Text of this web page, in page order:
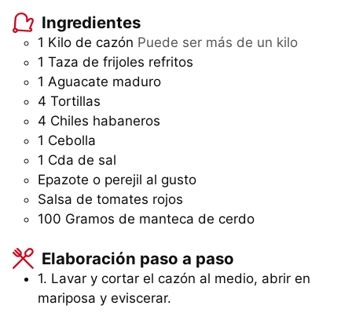
Ingredientes
1 Kilo de cazón Puede ser más de un kilo
1 Taza de frijoles refritos
1 Aguacate maduro
4 Tortillas
4 Chiles habaneros
1 Cebolla
1 Cda de sal
Epazote o perejil al gusto
Salsa de tomates rojos
100 Gramos de manteca de cerdo
Elaboración paso a paso
1. Lavar y cortar el cazón al medio, abrir en
mariposa y eviscerar.